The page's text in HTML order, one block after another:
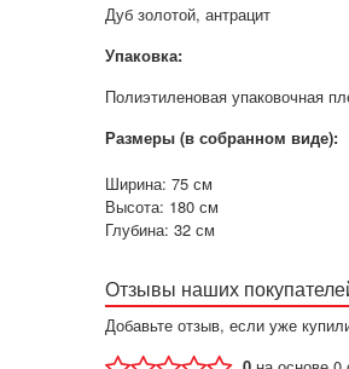
Дуб золотой, антрацит
Упаковка:
Полиэтиленовая упаковочная
Размеры (в собранном виде):
Ширина: 75 см
Высота: 180 см
Глубина: 32 см
Отзывы наших
Добавьте отзыв, если уже